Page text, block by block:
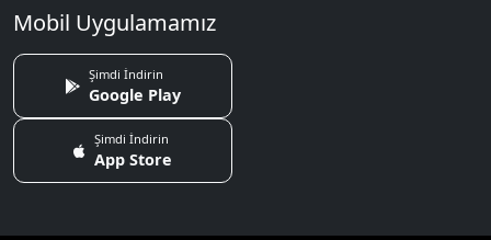
Mobil Uygulamamız
Şimdi İndirin
Google Play
Şimdi İndirin
App Store